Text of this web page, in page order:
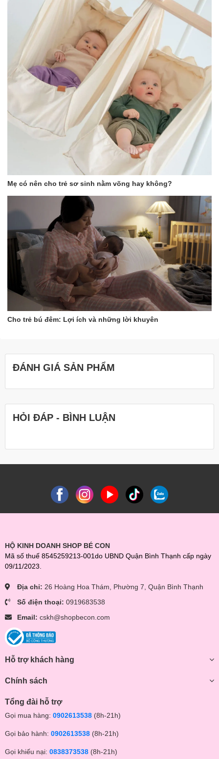
Mẹ có nên cho trẻ sơ sinh nằm võng hay không?
Cho trẻ bú đêm: Lợi ích và những lời khuyên
ĐÁNH GIÁ SẢN PHẨM
HỎI ĐÁP - BÌNH LUẬN
HỘ KINH DOANH SHOP BÉ CON
Mã số thuế 8545259213-001do UBND Quận Bình Thạnh cấp ngày
09/11/2023.
Địa chỉ: 26 Hoàng Hoa Thám, Phường 7, Quận Bình Thạnh
Số điện thoại: 0919683538
Email: cskh@shopbecon.com
Hỗ trợ khách hàng
Chính sách
Tổng đài hỗ trợ
Gọi mua hàng: 0902613538 (8h-21h)
Gọi bảo hành: 0902613538 (8h-21h)
Gọi khiếu nại: 0838373538 (8h-21h)